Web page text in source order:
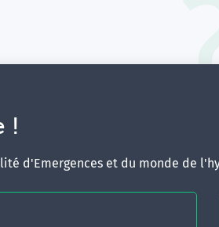
!
d'Emergences et du monde de
Aucune